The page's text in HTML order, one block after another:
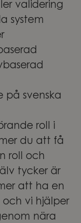
validering
system
på svenska
roll i
du att få
roll och
tycker är
att ha en
och vi hjälper
nära